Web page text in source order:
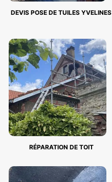
DEVIS POSE DE TUILES YVELINES
RÉPARATION DE TOIT